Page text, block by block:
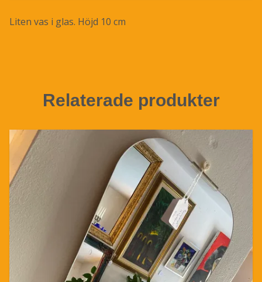
Liten vas i glas. Höjd 10 cm
Relaterade produkter